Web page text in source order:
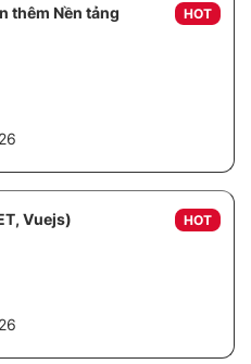
HOT
thêm Nền tảng
HOT
Vuejs)